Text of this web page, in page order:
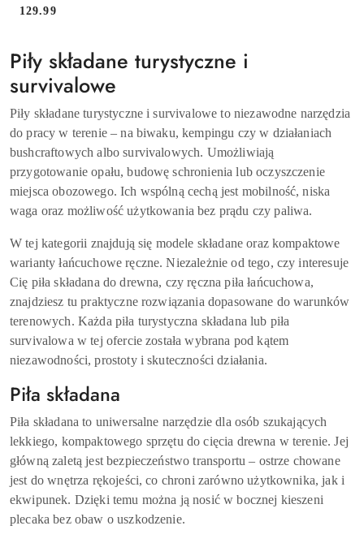
Cena:
129.99
Piły składane turystyczne i
survivalowe
Piły składane turystyczne i survivalowe to niezawodne narzędzia
do pracy w terenie – na biwaku, kempingu czy w działaniach
bushcraftowych albo survivalowych. Umożliwiają
przygotowanie opału, budowę schronienia lub oczyszczenie
miejsca obozowego. Ich wspólną cechą jest mobilność, niska
waga oraz możliwość użytkowania bez prądu czy paliwa.
W tej kategorii znajdują się modele składane oraz kompaktowe
warianty łańcuchowe ręczne. Niezależnie od tego, czy interesuje
Cię piła składana do drewna, czy ręczna piła łańcuchowa,
znajdziesz tu praktyczne rozwiązania dopasowane do warunków
terenowych. Każda piła turystyczna składana lub piła
survivalowa w tej ofercie została wybrana pod kątem
niezawodności, prostoty i skuteczności działania.
Piła składana
Piła składana to uniwersalne narzędzie dla osób szukających
lekkiego, kompaktowego sprzętu do cięcia drewna w terenie. Jej
główną zaletą jest bezpieczeństwo transportu – ostrze chowane
jest do wnętrza rękojeści, co chroni zarówno użytkownika, jak i
ekwipunek. Dzięki temu można ją nosić w bocznej kieszeni
plecaka bez obaw o uszkodzenie.